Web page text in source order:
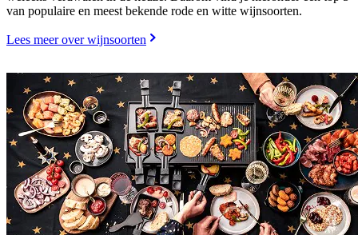
van populaire en meest bekende rode en witte wijnsoorten.
Lees meer over wijnsoorten